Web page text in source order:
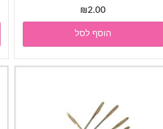
₪2.00
הוסף לסל